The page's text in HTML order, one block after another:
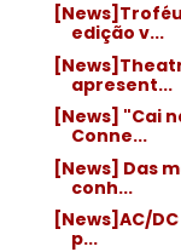
edição v...
apresent...
[News] "Cai
Conne...
[News] Das
conh...
[News]AC/
p...